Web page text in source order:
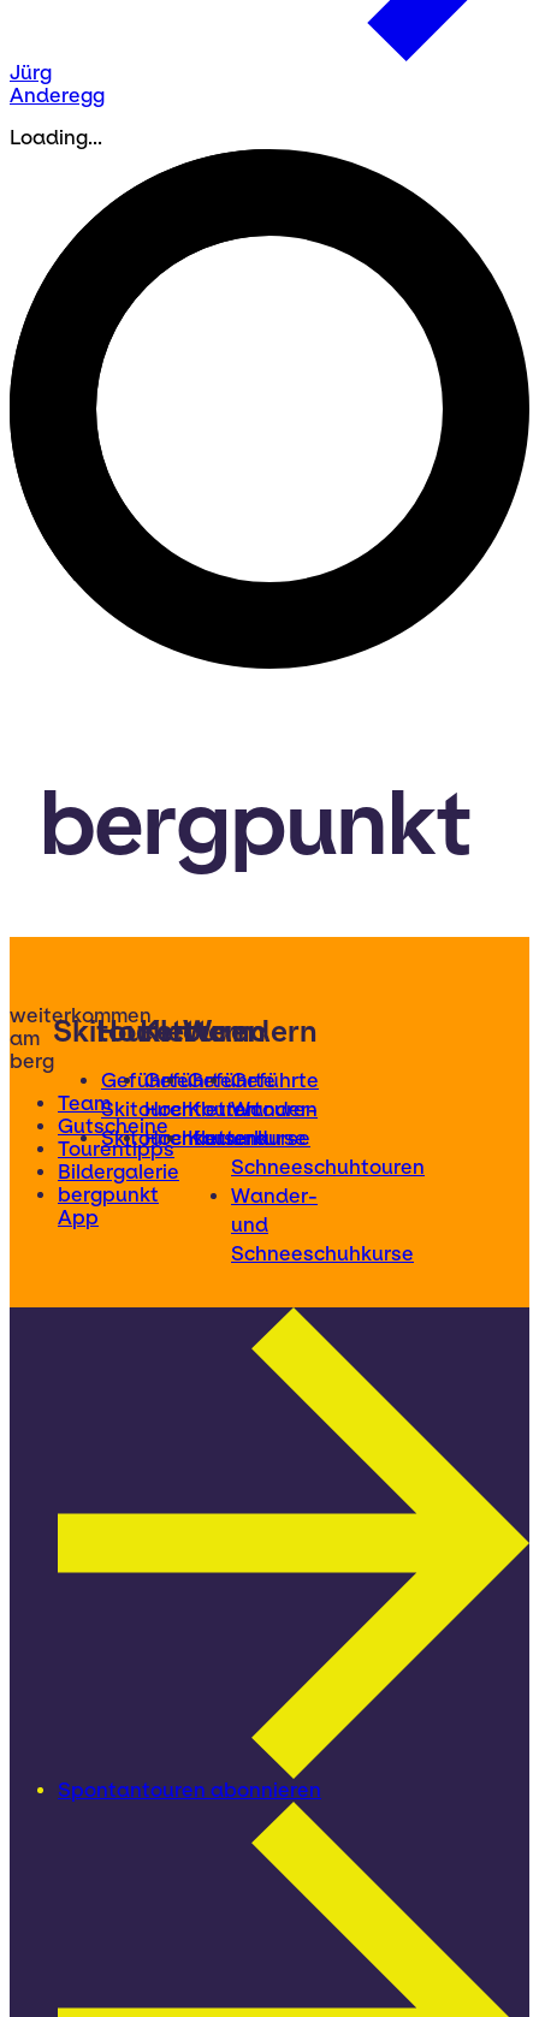
Jürg
Anderegg
Loading...
bergpunkt
weiterkommen
am
berg
Team
Gutscheine
Tourentipps
Bildergalerie
bergpunkt
App
Skitouren
Geführte
Skitouren
Skitourenkurse
Hochtouren
Geführte
Hochtouren
Hochtourenkurse
Klettern
Geführte
Klettertouren
Kletterkurse
Wandern
Geführte
Wander-
und
Schneeschuhtouren
Wander-
und
Schneeschuhkurse
Spontantouren abonnieren